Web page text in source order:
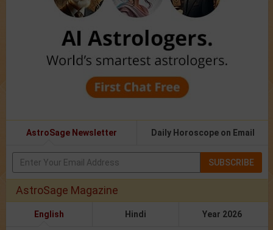
AstroSage Newsletter Daily Horoscope on Email
SUBSCRIBE
AstroSage Magazine
English Hindi Year 2026